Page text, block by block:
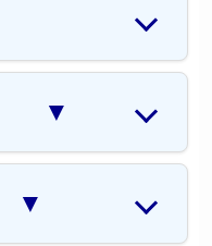
▼
▼